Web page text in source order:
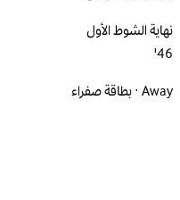
نهاية الشوط الأول
46'
Away · بطاقة صفراء